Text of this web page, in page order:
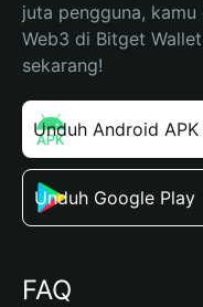
juta pengguna,
Web3 di Bitget
sekarang!
Unduh Android APK
Unduh Google Play
FAQ